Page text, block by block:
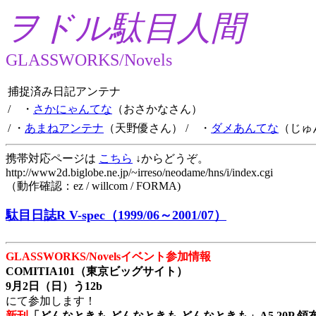
ヲドル駄目人間
GLASSWORKS/Novels
捕捉済み日記アンテナ
/ ・ さかにゃんてな （おさかなさん）
/ ・ あまねアンテナ （天野優さん） / ・ ダメあんてな （じ
携帯対応ページは こちら ↓からどうぞ。
http://www2d.biglobe.ne.jp/~irreso/neodame/hns/i/index.cgi
（動作確認：ez / willcom / FORMA)
駄目日誌R V-spec（1999/06～2001/07）
GLASSWORKS/Novelsイベント参加情報
COMITIA101（東京ビッグサイト）
9月2日（日）う12b
にて参加します！